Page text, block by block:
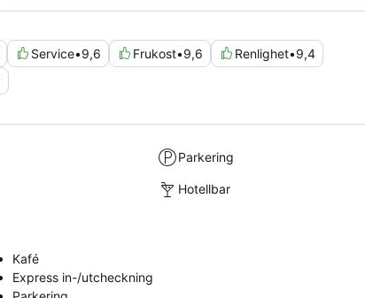
Service•9,6 Frukost•9,6 Renlighet•9,4
Parkering
Hotellbar
Kafé
Express in-/utcheckning